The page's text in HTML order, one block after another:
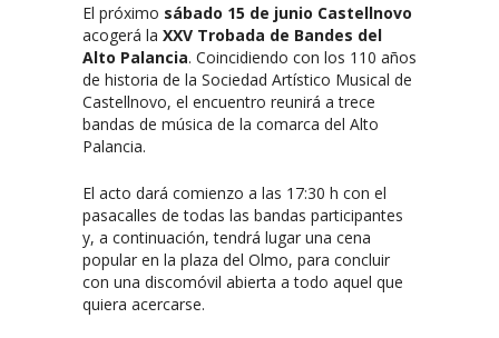
El próximo sábado 15 de junio Castellnovo
acogerá la XXV Trobada de Bandes del
Alto Palancia. Coincidiendo con los 110 años
de historia de la Sociedad Artístico Musical de
Castellnovo, el encuentro reunirá a trece
bandas de música de la comarca del Alto
Palancia.
El acto dará comienzo a las 17:30 h con el
pasacalles de todas las bandas participantes
y, a continuación, tendrá lugar una cena
popular en la plaza del Olmo, para concluir
con una discomóvil abierta a todo aquel que
quiera acercarse.